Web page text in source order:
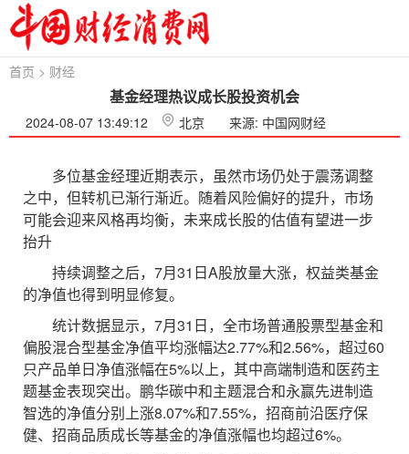
首页 > 财经
基金经理热议成长股投资机会
2024-08-07 13:49:12 北京 来源: 中国网财经
多位基金经理近期表示，虽然市场仍处于震荡调整
之中，但转机已渐行渐近。随着风险偏好的提升，市场
可能会迎来风格再均衡，未来成长股的估值有望进一步
抬升
持续调整之后，7月31日A股放量大涨，权益类基金
的净值也得到明显修复。
统计数据显示，7月31日，全市场普通股票型基金和
偏股混合型基金净值平均涨幅达2.77%和2.56%，超过60
只产品单日净值涨幅在5%以上，其中高端制造和医药主
题基金表现突出。鹏华碳中和主题混合和永赢先进制造
智选的净值分别上涨8.07%和7.55%，招商前沿医疗保
健、招商品质成长等基金的净值涨幅也均超过6%。